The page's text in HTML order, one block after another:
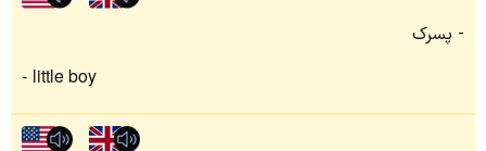
پسرک
little boy